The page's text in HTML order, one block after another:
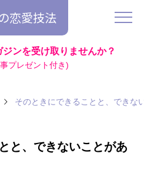
恋愛技法
ンを受け取りませんか？
プレゼント付き)
そのときにできることと、できな
と、できないことがあ